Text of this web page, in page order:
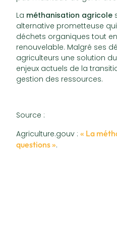
La méthanisation agricole
alternative prometteuse
déchets organiques tout
renouvelable. Malgré ses
agriculteurs une solution
enjeux actuels de la
gestion des ressources.
Source :
Agriculture.gouv :« La
questions ».